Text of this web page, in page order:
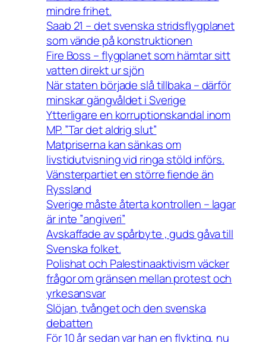
mindre frihet.
Saab 21 – det svenska stridsflygplanet
som vände på konstruktionen
Fire Boss – flygplanet som hämtar sitt
vatten direkt ur sjön
När staten började slå tillbaka – därför
minskar gängvåldet i Sverige
Ytterligare en korruptionskandal inom
MP. ”Tar det aldrig slut”
Matpriserna kan sänkas om
livstidutvisning vid ringa stöld införs.
Vänsterpartiet en större fiende än
Ryssland
Sverige måste återta kontrollen – lagar
är inte ”angiveri”
Avskaffade av spårbyte , guds gåva till
Svenska folket.
Polishat och Palestinaaktivism väcker
frågor om gränsen mellan protest och
yrkesansvar
Slöjan, tvånget och den svenska
debatten
För 10 år sedan var han en flykting, nu